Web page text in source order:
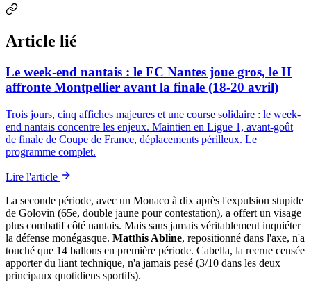
Article lié
Le week-end nantais : le FC Nantes joue gros, le H
affronte Montpellier avant la finale (18-20 avril)
Trois jours, cinq affiches majeures et une course solidaire : le week-
end nantais concentre les enjeux. Maintien en Ligue 1, avant-goût
de finale de Coupe de France, déplacements périlleux. Le
programme complet.
Lire l'article
La seconde période, avec un Monaco à dix après l'expulsion stupide
de Golovin (65e, double jaune pour contestation), a offert un visage
plus combatif côté nantais. Mais sans jamais véritablement inquiéter
la défense monégasque. Matthis Abline, repositionné dans l'axe, n'a
touché que 14 ballons en première période. Cabella, la recrue censée
apporter du liant technique, n'a jamais pesé (3/10 dans les deux
principaux quotidiens sportifs).